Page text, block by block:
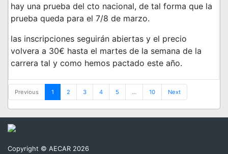
hay una prueba del cto nacional, de tal forma que la
prueba queda para el 7/8 de marzo.
las inscripciones seguirán abiertas y el precio
volvera a 30€ hasta el martes de la semana de la
carrera tal y como hemos pactado este año.
Previous 1 2 3 4 5 … 10 Next
Copyright © AECAR 2026